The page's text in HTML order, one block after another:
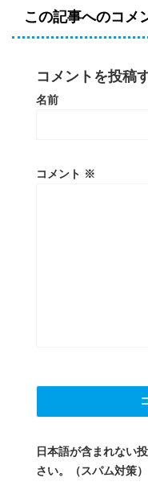
この記事へのコメ
コメントを投稿
名前
コメント ※
日本語が含まれない
さい。（スパム対策）